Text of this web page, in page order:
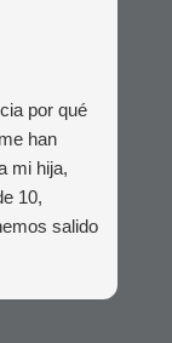
por qué
han
mi hija,
10,
salido